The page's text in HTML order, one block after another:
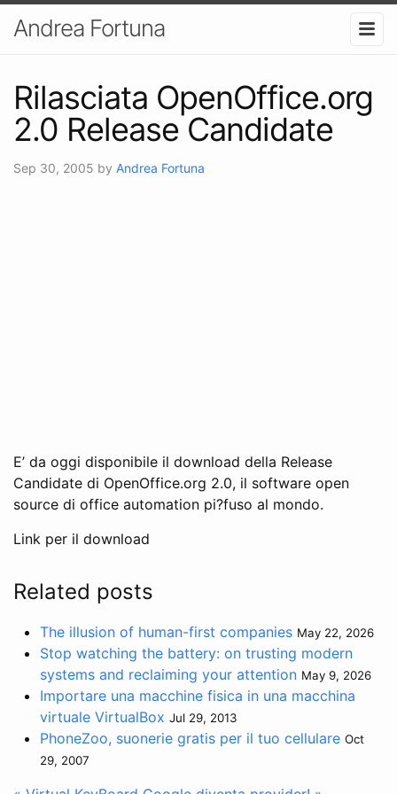
Andrea Fortuna
Rilasciata OpenOffice.org
2.0 Release Candidate
Sep 30, 2005 by Andrea Fortuna
E’ da oggi disponibile il download della Release
Candidate di OpenOffice.org 2.0, il software open
source di office automation pi?fuso al mondo.
Link per il download
Related posts
The illusion of human-first companies May 22, 2026
Stop watching the battery: on trusting modern
systems and reclaiming your attention May 9, 2026
Importare una macchine fisica in una macchina
virtuale VirtualBox Jul 29, 2013
PhoneZoo, suonerie gratis per il tuo cellulare Oct
29, 2007